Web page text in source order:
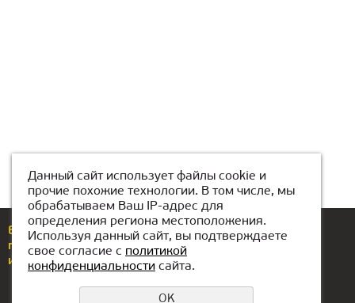
Еcли у вас возникли вопросы или предложения,
позвоните по номеру +7(776)077-31-01
или напишите намatyrau@kiber1.com
Данный сайт использует файлы cookie и
прочие похожие технологии. В том числе, мы
обрабатываем Ваш IP-адрес для
определения региона местоположения.
Используя данный сайт, вы подтверждаете
свое согласие с политикой
конфиденциальности сайта.
OK